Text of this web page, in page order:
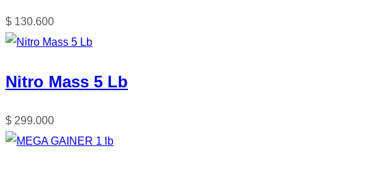
$ 130.600
Nitro Mass 5 Lb
$ 299.000